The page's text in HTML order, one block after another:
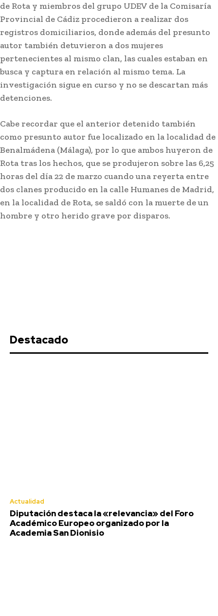
Actualidad
Diputación destaca la «relevancia» del Foro
Academia San Dionisio
with our subscription deal!
de Rota y miembros del grupo UDEV de la Comisaría
Provincial de Cádiz procedieron a realizar dos
registros domiciliarios, donde además del presunto
autor también detuvieron a dos mujeres
pertenecientes al mismo clan, las cuales estaban en
busca y captura en relación al mismo tema. La
investigación sigue en curso y no se descartan más
detenciones.
Cabe recordar que el anterior detenido también
como presunto autor fue localizado en la localidad de
Benalmádena (Málaga), por lo que ambos huyeron de
Rota tras los hechos, que se produjeron sobre las 6,25
horas del día 22 de marzo cuando una reyerta entre
dos clanes producido en la calle Humanes de Madrid,
en la localidad de Rota, se saldó con la muerte de un
hombre y otro herido grave por disparos.
Destacado
Actualidad
Diputación destaca la «relevancia» del Foro
Académico Europeo organizado por la
Academia San Dionisio